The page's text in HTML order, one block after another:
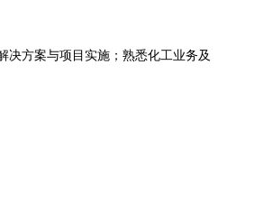
决方案与项目实施；熟悉化工业务及